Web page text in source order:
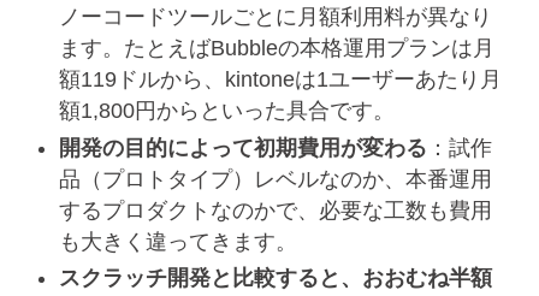
ノーコードツールごとに月額利用料が異なり
ます。たとえばBubbleの本格運用プランは月
額119ドルから、kintoneは1ユーザーあたり月
額1,800円からといった具合です。
開発の目的によって初期費用が変わる ：試作
品（プロトタイプ）レベルなのか、本番運用
するプロダクトなのかで、必要な工数も費用
も大きく違ってきます。
スクラッチ開発と比較すると、おおむね半額